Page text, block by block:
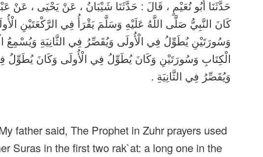
حَدَّثَنَا أَبُو نُعَيْمٍ ، قَالَ : حَدَّثَنَا شَيْبَانُ ، عَنْ يَحْيَى ، عَنْ
كَانَ النَّبِيُّ صَلَّى اللَّهُ عَلَيْهِ وَسَلَّمَ يَقْرَأُ فِي الرَّكْعَتَيْنِ
وَسُورَتَيْنِ يُطَوِّلُ فِي الْأُولَى وَيُقَصِّرُ فِي الثَّانِيَةِ وَيُسْمِعُ
الْكِتَابِ وَسُورَتَيْنِ وَكَانَ يُطَوِّلُ فِي الْأُولَى وَكَانَ يُطَوِّلُ
وَيُقَصِّرُ فِي الثَّانِيَةِ .
father said, The Prophet in Zuhr prayers used
Suras in the first two rak`at: a long one in the